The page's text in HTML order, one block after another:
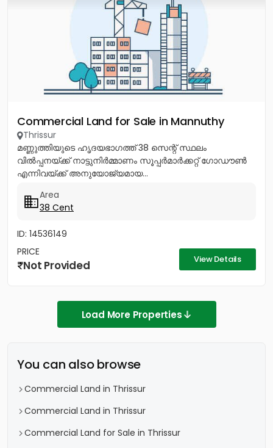
Commercial Land for Sale in Mannuthy
Thrissur
മണ്ണുത്തിയുടെ ഹൃദയഭാഗത്ത് 38 സെന്റ് സ്ഥലം
വിൽപ്പനയ്ക്ക് നാട്ടുനിർമ്മാണം സൂപ്പർമാർക്കറ്റ് ഗോഡൗൺ
എന്നിവയ്ക്ക് അനുയോജ്യമായ...
Area
38 Cent
ID: 14536149
PRICE
Not Provided View Details
Load More Properties
You can also browse
Commercial Land in Thrissur
Commercial Land in Thrissur
Commercial Land for Sale in Thrissur